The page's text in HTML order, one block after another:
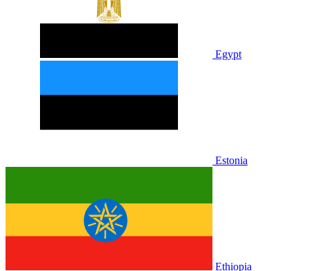
Egypt
Estonia
Ethiopia